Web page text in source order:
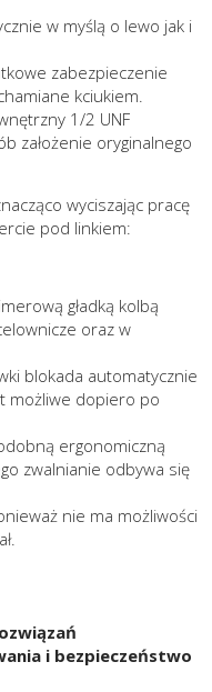
w myślą o lewo jak i
zabezpieczenie
kciukiem.
1/2 UNF
założenie oryginalnego
wyciszając pracę
pod linkiem:
gładką kolbą
oraz w
blokada automatycznie
możliwe dopiero po
ergonomiczną
zwalnianie odbywa się
nie ma możliwości
i bezpieczeństwo